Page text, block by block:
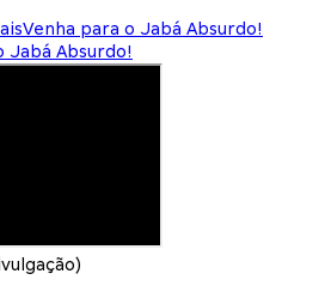
Venha para o Jabá Absurdo!
Jabá Absurdo!